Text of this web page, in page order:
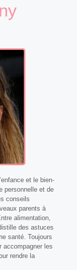
et le bien-
personnelle et de
conseils
parents à
alimentation,
des astuces
santé. Toujours
accompagner les
rendre la